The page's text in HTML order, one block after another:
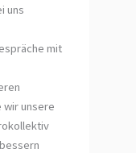
uns
mit
wir unsere